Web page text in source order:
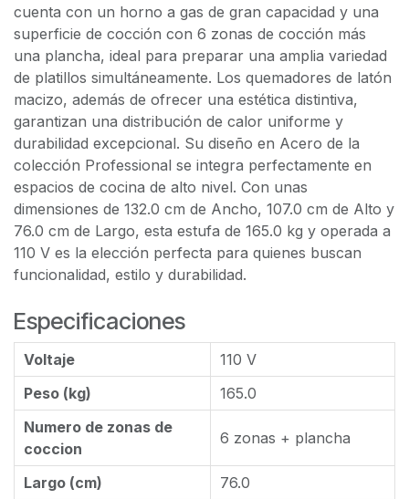
cuenta con un horno a gas de gran capacidad y una
superficie de cocción con 6 zonas de cocción más
una plancha, ideal para preparar una amplia variedad
de platillos simultáneamente. Los quemadores de latón
macizo, además de ofrecer una estética distintiva,
garantizan una distribución de calor uniforme y
durabilidad excepcional. Su diseño en Acero de la
colección Professional se integra perfectamente en
espacios de cocina de alto nivel. Con unas
dimensiones de 132.0 cm de Ancho, 107.0 cm de Alto y
76.0 cm de Largo, esta estufa de 165.0 kg y operada a
110 V es la elección perfecta para quienes buscan
funcionalidad, estilo y durabilidad.
Especificaciones
Voltaje
110 V
Peso (kg)
165.0
Numero de zonas de
coccion
6 zonas + plancha
Largo (cm) 76.0